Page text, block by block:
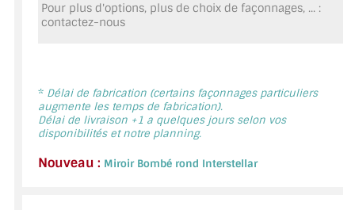
MIROIR DE SALLE DE BAIN
MIROIR POUR SALLE DE SPORT
MIROIR POUR SALLE DE DANSE
MIROIR ENCADRÉ
Pour plus d'options, plus de choix de façonnages, ... :
contactez-nous
* Délai de fabrication (certains façonnages particuliers
augmente les temps de fabrication).
Délai de livraison +1 a quelques jours selon vos
disponibilités et notre planning.
Nouveau : Miroir Bombé rond Interstellar